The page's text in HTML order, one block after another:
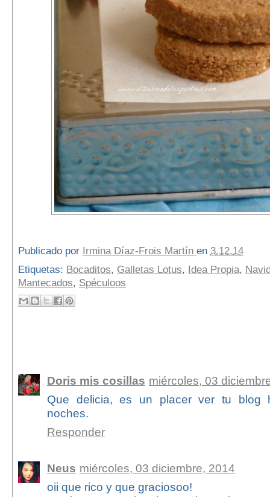
Publicado por Irmina Díaz-Frois Martín en 3.12.14
Etiquetas: Bocaditos, Galletas Lotus, Idea Propia,
Mantecados, Spéculoos
Doris mis cosillas miércoles, 03
Que delicia, es un placer ver tu blog
noches.
Responder
Neus miércoles, 03 diciembre, 2014
oii que rico y que graciosoo!